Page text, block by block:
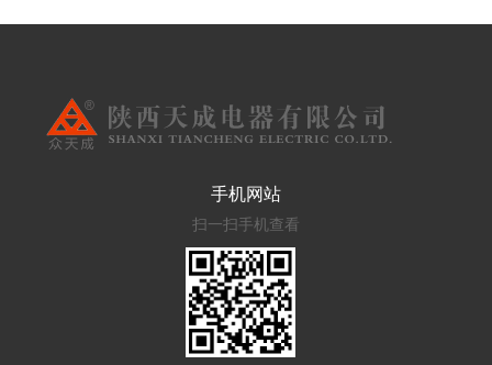
手机网站
扫一扫手机查看